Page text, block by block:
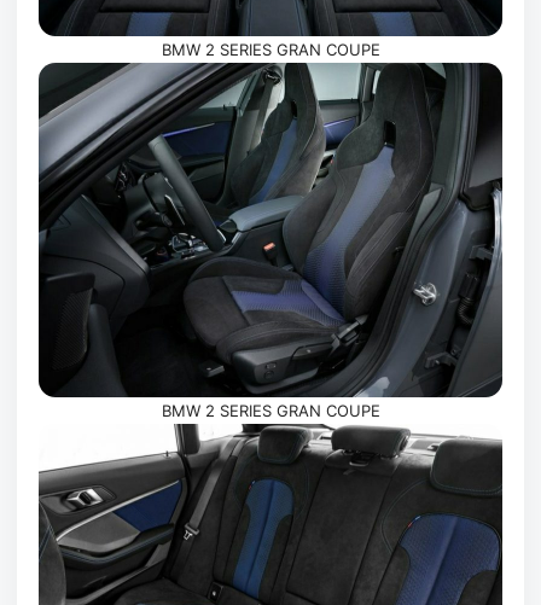
BMW 2 SERIES GRAN COUPE
BMW 2 SERIES GRAN COUPE